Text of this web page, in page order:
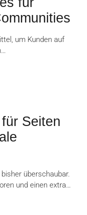
um Kunden auf
Seiten
überschaubar.
und einen extra…